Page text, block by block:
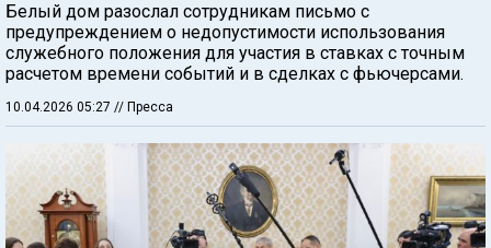
Белый дом разослал сотрудникам письмо с
предупреждением о недопустимости использования
служебного положения для участия в ставках с точным
расчетом времени событий и в сделках с фьючерсами.
10.04.2026 05:27 // Пресса